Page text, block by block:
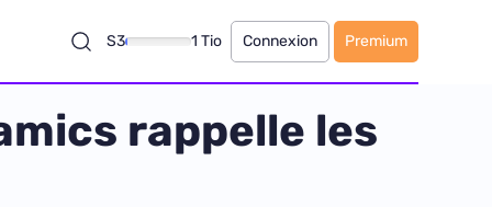
S3 1 Tio Connexion Premium
rappelle les